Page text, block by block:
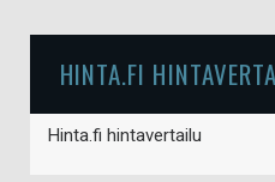
HINTA.FI
Hinta.fi hintavertailu